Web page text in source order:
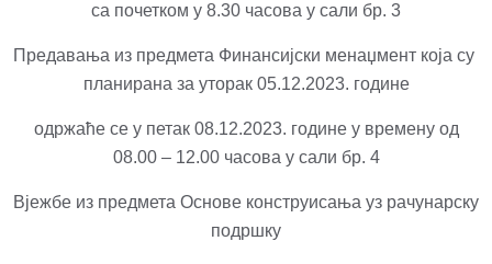
са почетком у 8.30 часова у сали бр. 3
Предавања из предмета Финансијски менаџмент која су
планирана за уторак 05.12.2023. године
одржаће се у петак 08.12.2023. године у времену од
08.00 – 12.00 часова у сали бр. 4
Вјежбе из предмета Основе конструисања уз рачунарску
подршку